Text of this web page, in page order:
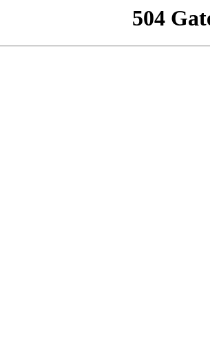
504